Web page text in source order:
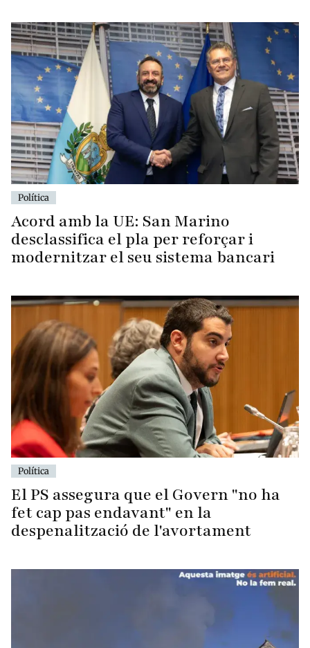
Política
Acord amb la UE: San Marino
desclassifica el pla per reforçar i
modernitzar el seu sistema bancari
Política
El PS assegura que el Govern "no ha
fet cap pas endavant" en la
despenalització de l'avortament